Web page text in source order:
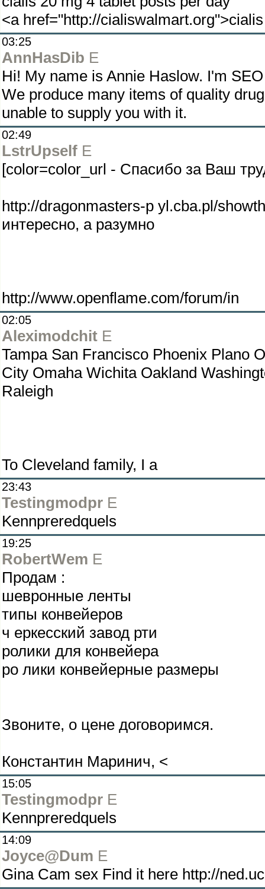
<a href="http://
03:25
AnnHasDib E
Hi! My name is Annie Haslow. I'm
We produce many items of quality
unable to supply you with it.
02:49
LstrUpself E
[color=color_url - Спасибо за Ваш
http://dragonmasters-p yl.cba.pl/
интересно, а разумно
http://www.openflame.com/forum/in
02:05
Aleximodchit E
Tampa San Francisco Phoenix Plano
City Omaha Wichita Oakland
Raleigh
To Cleveland family, I a
23:43
Testingmodpr E
Kennpreredquels
19:25
RobertWem E
Продам :
шевронные ленты
типы конвейеров
ч еркесский завод рти
ролики для конвейера
ро лики конвейерные размеры
Звоните, о цене договоримся.
Константин Маринич, <
15:05
Testingmodpr E
Kennpreredquels
14:09
Joyce@Dum E
Gina Cam sex Find it here http://